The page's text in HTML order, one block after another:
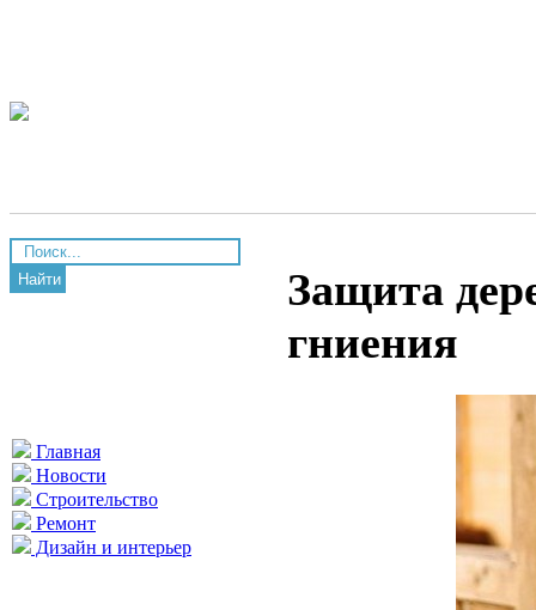
Найти
Главная
Новости
Строительство
Ремонт
Дизайн и интерьер
Защита
гниения